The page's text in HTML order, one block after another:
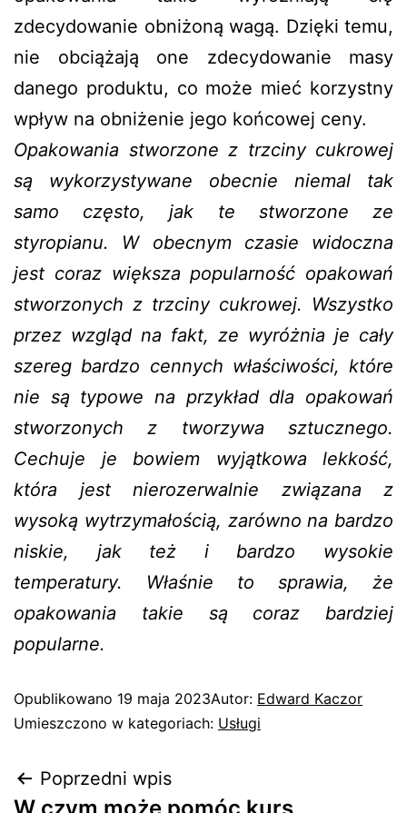
zdecydowanie obniżoną wagą. Dzięki temu,
nie obciążają one zdecydowanie masy
danego produktu, co może mieć korzystny
wpływ na obniżenie jego końcowej ceny.
Opakowania stworzone z trzciny cukrowej
są wykorzystywane obecnie niemal tak
samo często, jak te stworzone ze
styropianu. W obecnym czasie widoczna
jest coraz większa popularność opakowań
stworzonych z trzciny cukrowej. Wszystko
przez wzgląd na fakt, ze wyróżnia je cały
szereg bardzo cennych właściwości, które
nie są typowe na przykład dla opakowań
stworzonych z tworzywa sztucznego.
Cechuje je bowiem wyjątkowa lekkość,
która jest nierozerwalnie związana z
wysoką wytrzymałością, zarówno na bardzo
niskie, jak też i bardzo wysokie
temperatury. Właśnie to sprawia, że
opakowania takie są coraz bardziej
popularne.
Opublikowano 19 maja 2023Autor: Edward Kaczor
Umieszczono w kategoriach: Usługi
Poprzedni wpis